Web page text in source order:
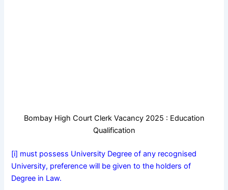
Bombay High Court Clerk Vacancy 2025 : Education
Qualification
[i] must possess University Degree of any recognised
University, preference will be given to the holders of
Degree in Law.